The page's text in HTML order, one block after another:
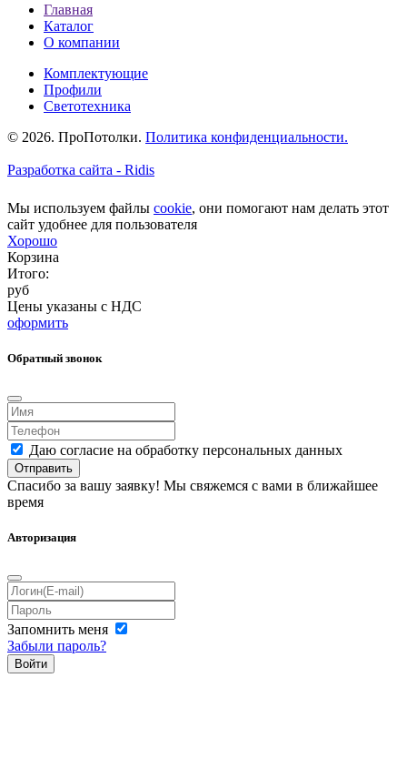
Главная
Каталог
О компании
Комплектующие
Профили
Светотехника
© 2026. ПроПотолки. Политика конфиденциальности.
Разработка сайта - Ridis
Мы используем файлы cookie, они помогают нам делать этот
сайт удобнее для пользователя
Хорошо
Корзина
Итого:
руб
Цены указаны с НДС
оформить
Обратный звонок
Даю согласие на обработку персональных данных
Отправить
Спасибо за вашу заявку! Мы свяжемся с вами в ближайшее
время
Авторизация
Запомнить меня
Забыли пароль?
Войти